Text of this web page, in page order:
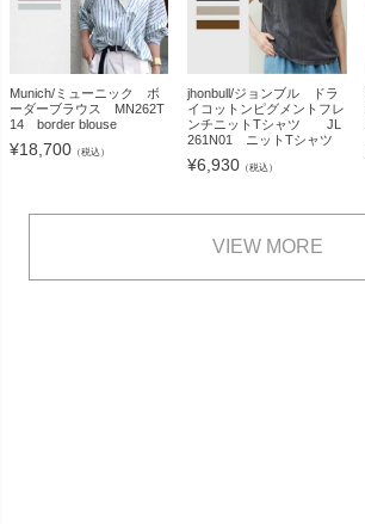
Munich/ミューニック ボ
ーダーブラウス MN262T
14 border blouse
¥18,700 （税込）
jhonbull/ジョンブル ドラ
イコットンピグメントフレ
ンチニットTシャツ JL
261N01 ニットTシャツ
¥6,930 （税込）
VIEW MORE